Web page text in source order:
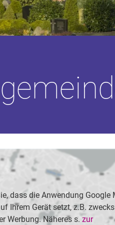
dass die Anwendung Google
Ihrem Gerät setzt, z.B. zwecks
Werbung. Näheres s.zur